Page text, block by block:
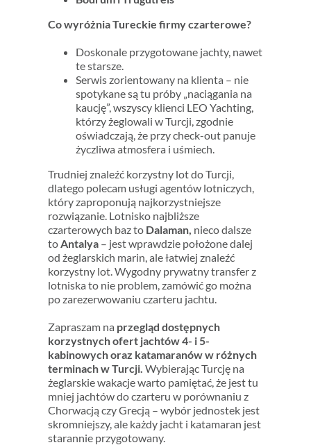
Co wyróżnia Tureckie firmy czarterowe?
Doskonale przygotowane jachty, nawet
te starsze.
Serwis zorientowany na klienta – nie
spotykane są tu próby „naciągania na
kaucję”, wszyscy klienci LEO Yachting,
którzy żeglowali w Turcji, zgodnie
oświadczają, że przy check-out panuje
życzliwa atmosfera i uśmiech.
Trudniej znaleźć korzystny lot do Turcji,
dlatego polecam usługi agentów lotniczych,
który zaproponują najkorzystniejsze
rozwiązanie. Lotnisko najbliższe
czarterowych baz to Dalaman, nieco dalsze
toAntalya– jest wprawdzie położone dalej
od żeglarskich marin, ale łatwiej znaleźć
korzystny lot. Wygodny prywatny transfer z
lotniska to nie problem, zamówić go można
po zarezerwowaniu czarteru jachtu.
Zapraszam na przegląd dostępnych
korzystnych ofert jachtów 4- i 5-
kabinowych oraz katamaranów w różnych
terminach w Turcji. Wybierając Turcję na
żeglarskie wakacje warto pamiętać, że jest tu
mniej jachtów do czarteru w porównaniu z
Chorwacją czy Grecją – wybór jednostek jest
skromniejszy, ale każdy jacht i katamaran jest
starannie przygotowany.